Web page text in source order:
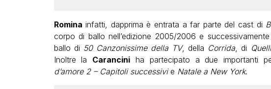
Romina infatti, dapprima è entrata a far parte del cast di
corpo di ballo nell’edizione 2005/2006 e
ballo di 50 Canzonissime della TV, della Corrida, di
Inoltre la Carancini ha partecipato a due importanti
d’amore 2 – Capitoli successivie Natale a New York.